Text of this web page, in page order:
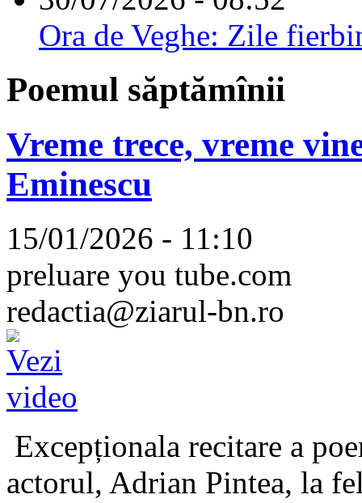
Ora de Veghe: Zile
Poemul săptămînii
Vreme trece, vreme
Eminescu
15/01/2026 - 11:10
preluare you tube.com
redactia@ziarul-bn.ro
Excepționala recitare a
actorul, Adrian Pintea, la